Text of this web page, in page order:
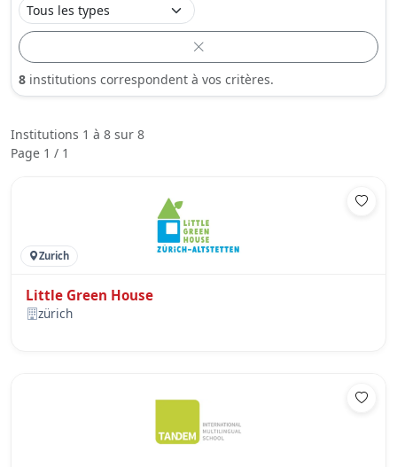
8 institutions correspondent à vos critères.
Institutions 1 à 8 sur 8
Page 1 / 1
Zurich
Little Green House
zürich